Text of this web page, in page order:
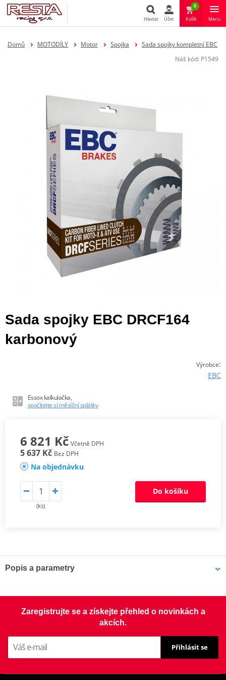
Hledat
Hledat Účet
0
Košík Menu
Domů MOTODÍLY Motor Spojka
Sada spojky kompletní EBC
Náš kód: P1549
Sada spojky EBC DRCF164
karbonový
Výrobce:
EBC
Essox kalkulačka,
spočítejte si měsíční splátky
6 821 Kč Včetně DPH
5 637 Kč Bez DPH
Na objednávku
(ks)
Do košíku
Popis a parametry
Kompletní sada karbonových třecích lamel, ocelových lamel pro
offroad (motocross, enduro a ATV) pro nejnáročnější závodní
zesílených spojkových pružin.
Zaregistrujte se a získejte přehled o novinkách a
akcích.
Přihlásit se